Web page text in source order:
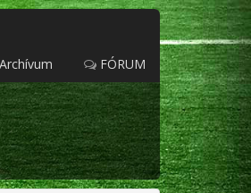
Archívum FÓRUM